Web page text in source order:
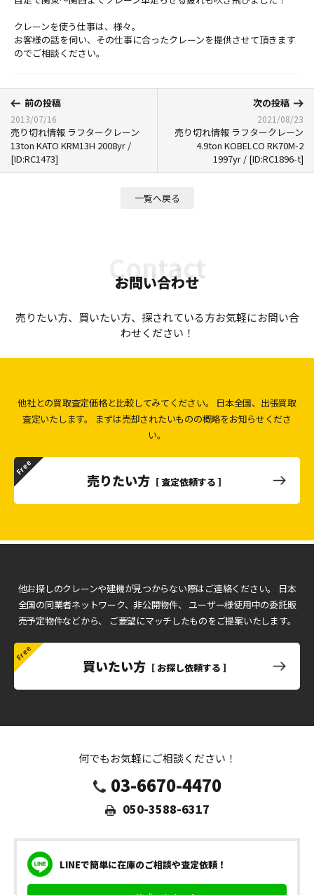
クレーンを使う仕事は、様々。
お客様の話を伺い、 その仕事に合ったクレーンを提供させて頂きます
のでご相談ください。
前の投稿
2013/07/16
売り切れ情報 ラフタークレーン
13ton KATO KRM13H 2008yr /
[ID:RC1473]
次の投稿
2021/08/23
売り切れ情報 ラフタークレーン
4.9ton KOBELCO RK70M-2
1997yr / [ID:RC1896-t]
一覧へ戻る
お問い合わせ
売りたい方、買いたい方、探されている方お気軽にお問い合
わせください！
他社との買取査定価格と比較してみてください。
日本全国、出張買取
査定いたします。
まずは売却されたいものの概略をお知らせくださ
い。
売りたい方 ［ 査定依頼する ］
他お探しのクレーンや建機が見つからない際はご連絡ください。
日本
全国の同業者ネットワーク、非公開物件、 ユーザー様使用中の委託販
売予定物件などから、
ご要望にマッチしたものをご提案いたします。
買いたい方［ お探し依頼する ］
何でもお気軽にご相談ください！
03-6670-4470
050-3588-6317
LINEで簡単に在庫のご相談や査定依頼！